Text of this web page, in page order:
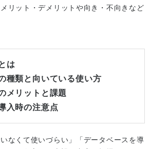
リット・デメリットや向き・不向きなど
は
種類と向いている使い方
メリットと課題
入時の注意点
いなくて使いづらい」「データベースを導